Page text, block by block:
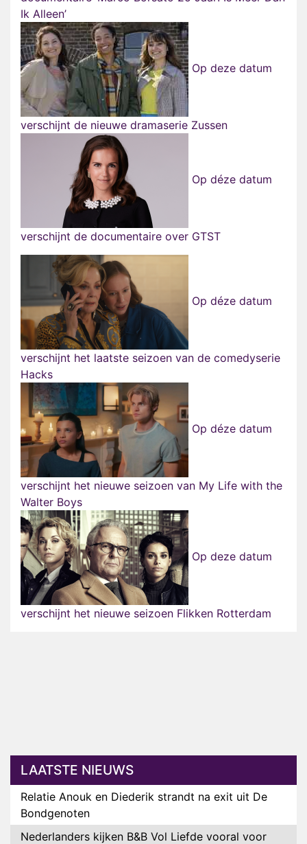
Ik Alleen’
Op deze datum
verschijnt de nieuwe dramaserie Zussen
Op déze datum
verschijnt de documentaire over GTST
Op déze datum
verschijnt het laatste seizoen van de comedyserie
Hacks
Op déze datum
verschijnt het nieuwe seizoen van My Life with the
Walter Boys
Op deze datum
verschijnt het nieuwe seizoen Flikken Rotterdam
LAATSTE NIEUWS
Relatie Anouk en Diederik strandt na exit uit De
Bondgenoten
Nederlanders kijken B&B Vol Liefde vooral voor